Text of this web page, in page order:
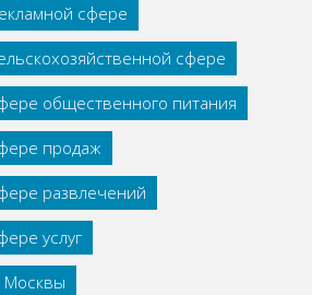
сфере
сфере
общественного питания
продаж
развлечений
услуг
Москвы